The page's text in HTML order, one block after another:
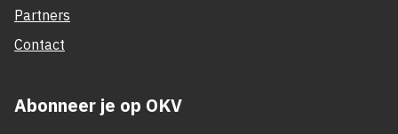
Partners
Contact
Abonneer je op OKV